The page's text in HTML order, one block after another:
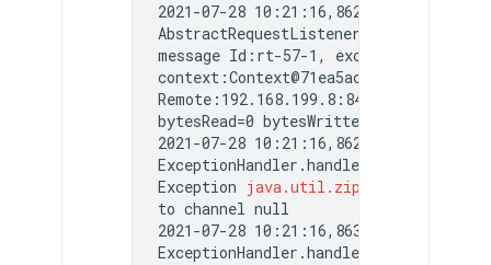
2021-07-28 10:21:16,862  NIOThread@0
message Id:rt-57-1,
context:Context@71ea5ac
Remote:192.168.199.8:8443
bytesRead=0 bytesWritten=28764
2021-07-28 10:21:16,862  NIOThread@0
ExceptionHandler.handleException() :
Exception java.util.zip.ZipException:
to channel null
2021-07-28 10:21:16,863  NIOThread@0
ExceptionHandler.handleException() :